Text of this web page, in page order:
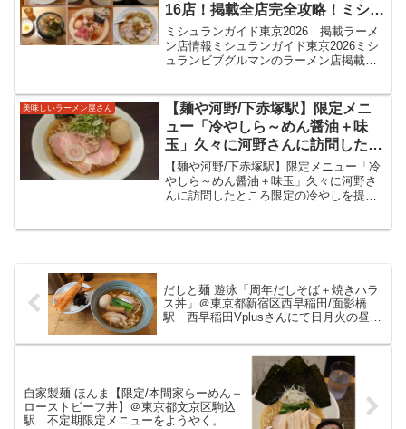
16店！掲載全店完全攻略！ミシュ
ラン掲載全店舗まとめ情報
ミシュランガイド東京2026 掲載ラーメ
ン店情報ミシュランガイド東京2026ミシ
ュランビブグルマンのラーメン店掲載は
TOKYO 2025 RAMENミシュ...
美味しいラーメン屋さん
【麺や河野/下赤塚駅】限定メニ
ュー「冷やしら～めん醤油＋味
玉」久々に河野さんに訪問したと
ころ限定の冷やしを提供しており
注文。冷やしラーメンもレギュラ
ーメニューに負けず劣らずの美味
【麺や河野/下赤塚駅】限定メニュー「冷
やしら～めん醤油＋味玉」久々に河野さ
んに訪問したところ限定の冷やしを提供
だしと麺 遊泳「周年だしそば＋焼きハラ
ス丼」＠東京都新宿区西早稲田/面影橋
駅 西早稲田Vplusさんにて日月火の昼の
の旨味があふれるスープに太めの麺が美
味しい一杯でした。１周年おめでとうご
自家製麺 ほんま【限定/本間家らーめん＋
ローストビーフ丼】＠東京都文京区駒込
駅 不定期限定メニューをようやく。豚